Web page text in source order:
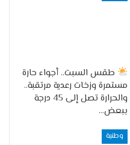
طقس السبت.. أجواء حارة
مستمرة وزخات رعدية مرتقبة..
والحرارة تصل إلى 45 درجة
ببعض…
وطنية